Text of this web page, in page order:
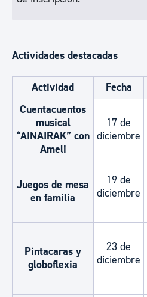
Actividades destacadas
Actividad Fecha
Cuentacuentos
musical
“AINAIRAK” con
Ameli
17 de
diciembre
Juegos de mesa
en familia
19 de
diciembre
Pintacaras y
globoflexia
23 de
diciembre